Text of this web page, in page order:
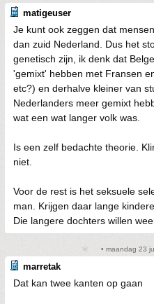
matigeuser
Je kunt ook zeggen dat
dan zuid Nederland. Dus het
genetisch zijn, ik denk dat
'gemixt' hebben met Fransen
etc?) en derhalve kleiner van
Nederlanders meer gemixt
wat een wat langer volk was.
Is een zelf bedachte theorie.
niet.
Voor de rest is het seksuele
man. Krijgen daar lange
Die langere dochters willen
• maandag 23
marretak
Dat kan twee kanten op gaan